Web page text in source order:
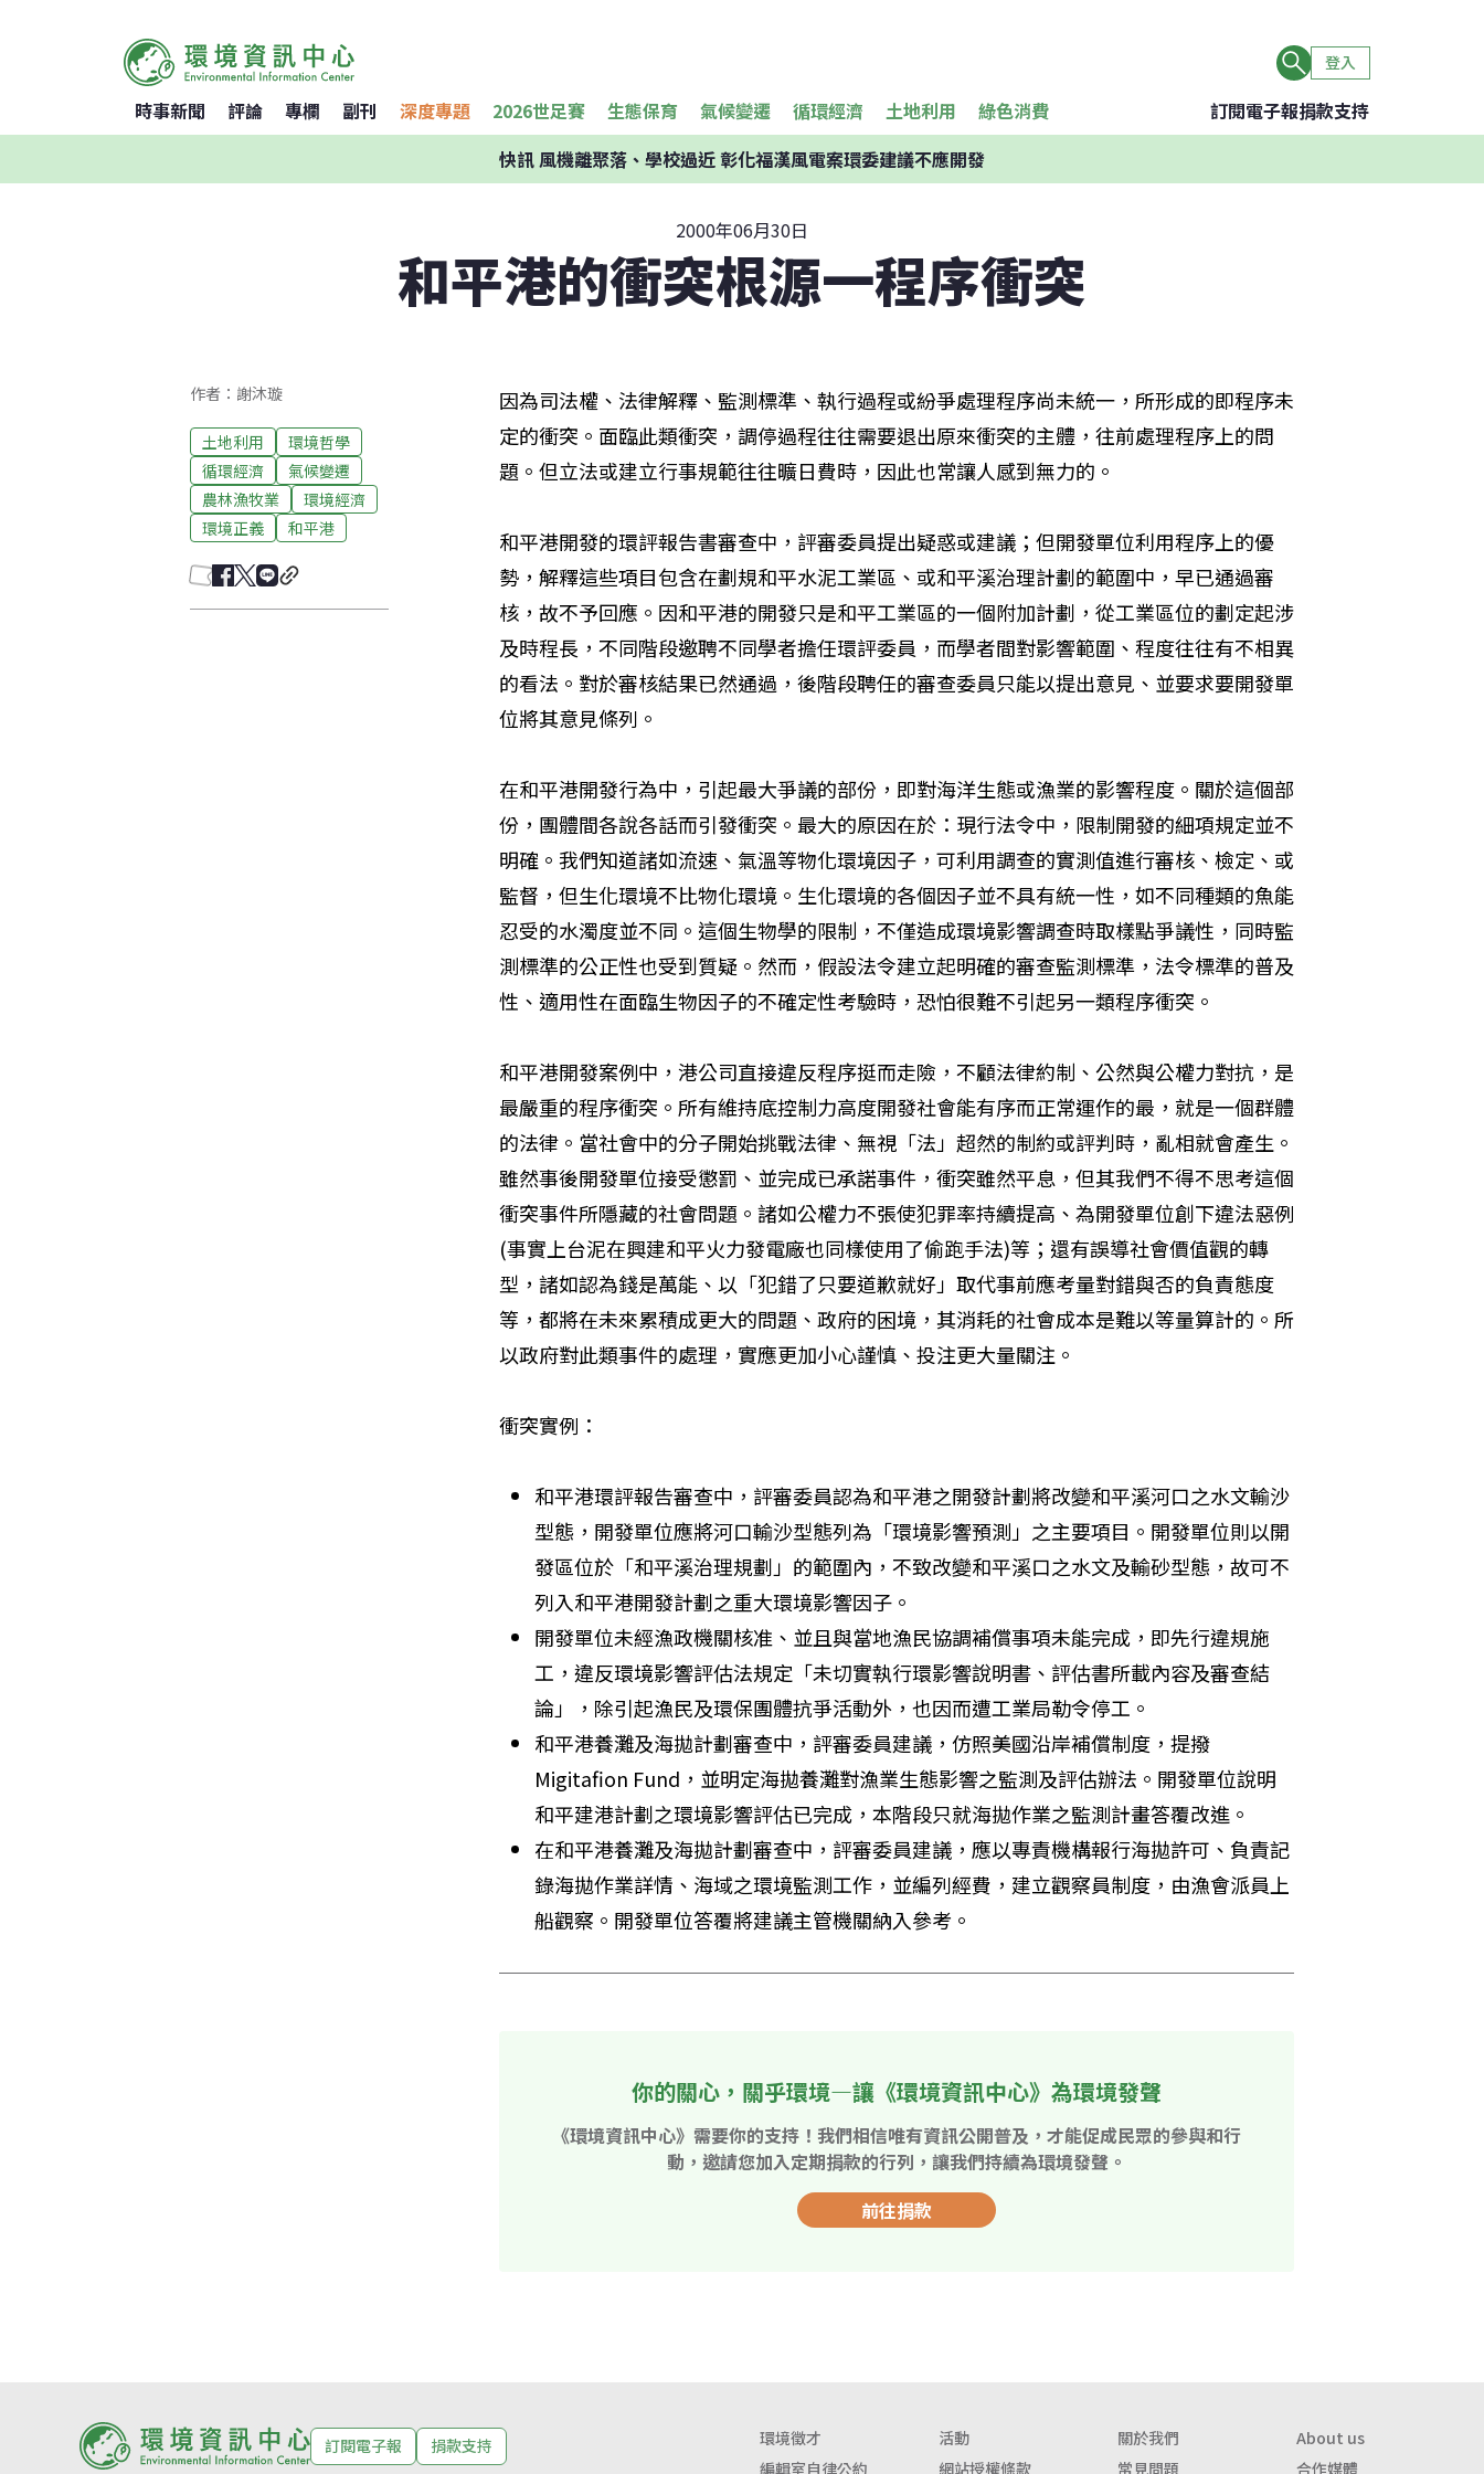
登入
時事新聞 評論 專欄 副刊 深度專題 2026世足賽 生態保育 氣候變遷 循環經濟 土地利用 綠色消費 訂閱電子報捐款支持
快訊風機離聚落、學校過近 彰化福漢風電案環委建議不應開發
2000年06月30日
和平港的衝突根源一程序衝突
作者：謝沐璇
土地利用
環境哲學
循環經濟
氣候變遷
農林漁牧業
環境經濟
環境正義
和平港
因為司法權、法律解釋、監測標準、執行過程或紛爭處理程序尚未統一，所形成的即程序未
定的衝突。面臨此類衝突，調停過程往往需要退出原來衝突的主體，往前處理程序上的問
題。但立法或建立行事規範往往曠日費時，因此也常讓人感到無力的。
和平港開發的環評報告書審查中，評審委員提出疑惑或建議；但開發單位利用程序上的優
勢，解釋這些項目包含在劃規和平水泥工業區、或和平溪治理計劃的範圍中，早已通過審
核，故不予回應。因和平港的開發只是和平工業區的一個附加計劃，從工業區位的劃定起涉
及時程長，不同階段邀聘不同學者擔任環評委員，而學者間對影響範圍、程度往往有不相異
的看法。對於審核結果已然通過，後階段聘任的審查委員只能以提出意見、並要求要開發單
位將其意見條列。
在和平港開發行為中，引起最大爭議的部份，即對海洋生態或漁業的影響程度。關於這個部
份，團體間各說各話而引發衝突。最大的原因在於：現行法令中，限制開發的細項規定並不
明確。我們知道諸如流速、氣溫等物化環境因子，可利用調查的實測值進行審核、檢定、或
監督，但生化環境不比物化環境。生化環境的各個因子並不具有統一性，如不同種類的魚能
忍受的水濁度並不同。這個生物學的限制，不僅造成環境影響調查時取樣點爭議性，同時監
測標準的公正性也受到質疑。然而，假設法令建立起明確的審查監測標準，法令標準的普及
性、適用性在面臨生物因子的不確定性考驗時，恐怕很難不引起另一類程序衝突。
和平港開發案例中，港公司直接違反程序挺而走險，不顧法律約制、公然與公權力對抗，是
最嚴重的程序衝突。所有維持底控制力高度開發社會能有序而正常運作的最，就是一個群體
的法律。當社會中的分子開始挑戰法律、無視「法」超然的制約或評判時，亂相就會產生。
雖然事後開發單位接受懲罰、並完成已承諾事件，衝突雖然平息，但其我們不得不思考這個
衝突事件所隱藏的社會問題。諸如公權力不張使犯罪率持續提高、為開發單位創下違法惡例
(事實上台泥在興建和平火力發電廠也同樣使用了偷跑手法)等；還有誤導社會價值觀的轉
型，諸如認為錢是萬能、以「犯錯了只要道歉就好」取代事前應考量對錯與否的負責態度
等，都將在未來累積成更大的問題、政府的困境，其消耗的社會成本是難以等量算計的。所
以政府對此類事件的處理，實應更加小心謹慎、投注更大量關注。
衝突實例：
和平港環評報告審查中，評審委員認為和平港之開發計劃將改變和平溪河口之水文輸沙
型態，開發單位應將河口輸沙型態列為「環境影響預測」之主要項目。開發單位則以開
發區位於「和平溪治理規劃」的範圍內，不致改變和平溪口之水文及輸砂型態，故可不
列入和平港開發計劃之重大環境影響因子。
開發單位未經漁政機關核准、並且與當地漁民協調補償事項未能完成，即先行違規施
工，違反環境影響評估法規定「未切實執行環影響說明書、評估書所載內容及審查結
論」，除引起漁民及環保團體抗爭活動外，也因而遭工業局勒令停工。
和平港養灘及海拋計劃審查中，評審委員建議，仿照美國沿岸補償制度，提撥
Migitafion Fund，並明定海拋養灘對漁業生態影響之監測及評估辦法。開發單位說明
和平建港計劃之環境影響評估已完成，本階段只就海拋作業之監測計畫答覆改進。
在和平港養灘及海拋計劃審查中，評審委員建議，應以專責機構報行海拋許可、負責記
錄海拋作業詳情、海域之環境監測工作，並編列經費，建立觀察員制度，由漁會派員上
船觀察。開發單位答覆將建議主管機關納入參考。
你的關心，關乎環境—讓《環境資訊中心》為環境發聲
《環境資訊中心》需要你的支持！我們相信唯有資訊公開普及，才能促成民眾的參與和行
動，邀請您加入定期捐款的行列，讓我們持續為環境發聲。
前往捐款
訂閱電子報 捐款支持 環境徵才 活動 關於我們
About us
編輯室自律公約
網站授權條款 常見問題 合作媒體